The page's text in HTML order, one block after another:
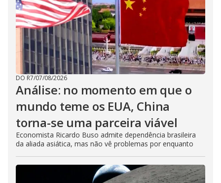
DO R7/07/08/2026
Análise: no momento em que o
mundo teme os EUA, China
torna-se uma parceira viável
Economista Ricardo Buso admite dependência brasileira
da aliada asiática, mas não vê problemas por enquanto